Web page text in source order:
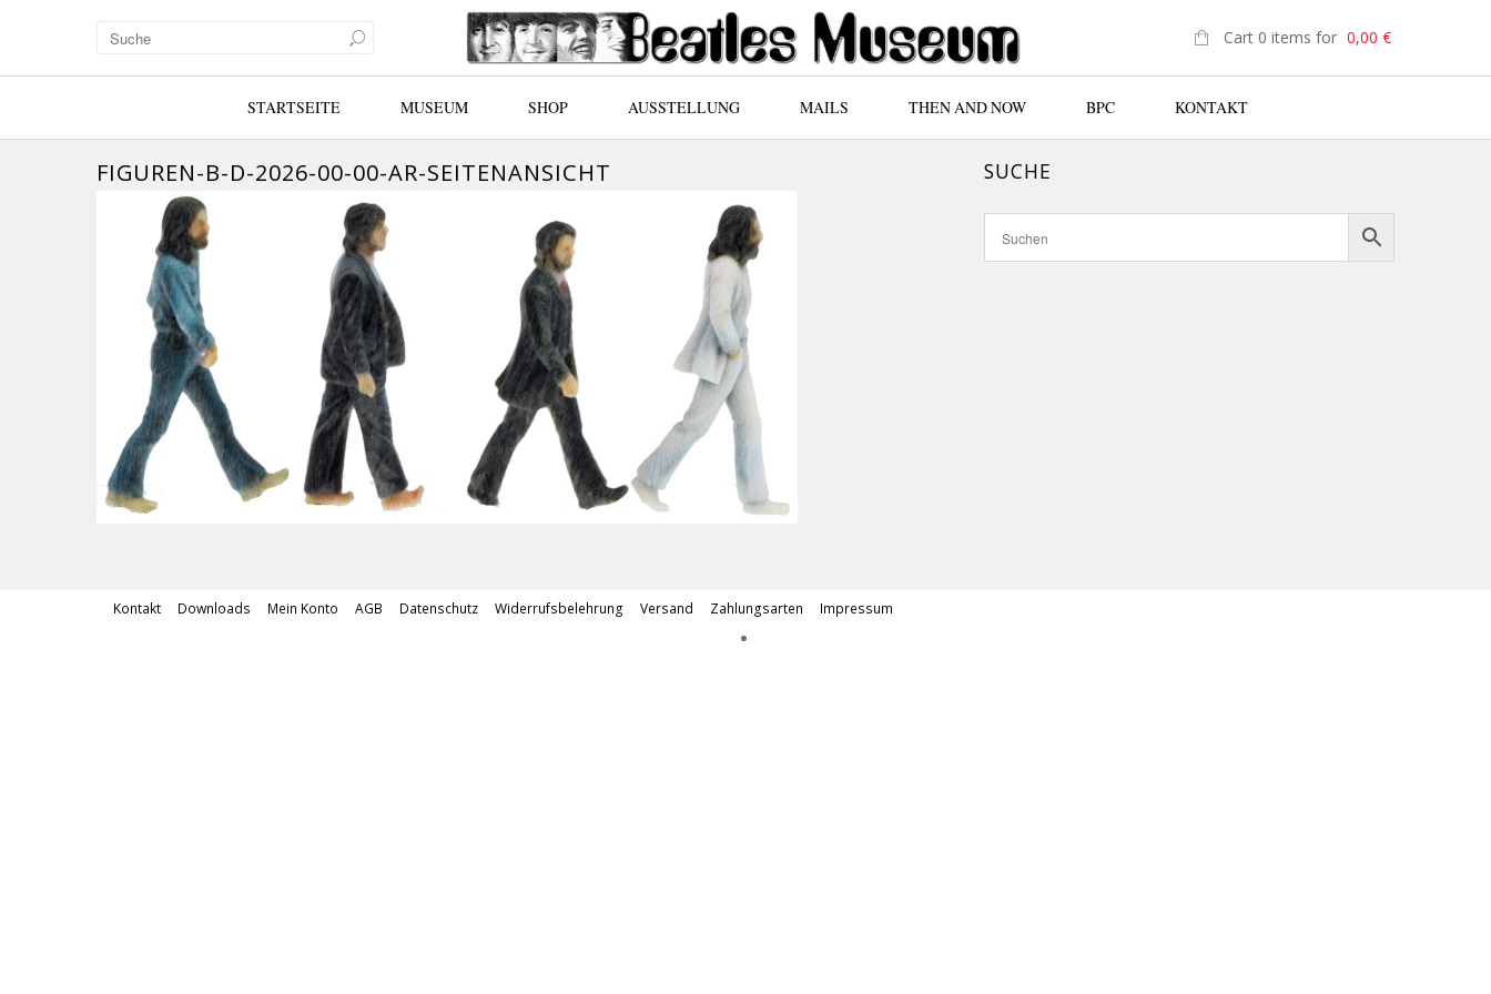
Cart 0 items for 0,00 €
STARTSEITE MUSEUM SHOP AUSSTELLUNG MAILS THEN AND NOW BPC KONTAKT
FIGUREN-B-D-2026-00-00-AR-SEITENANSICHT SUCHE
Kontakt Downloads Mein Konto AGB Datenschutz Widerrufsbelehrung Versand Zahlungsarten Impressum